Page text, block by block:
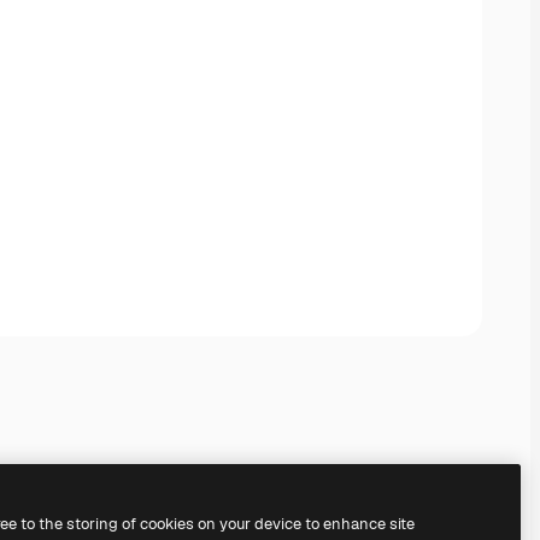
to the storing of cookies on your device to enhance site